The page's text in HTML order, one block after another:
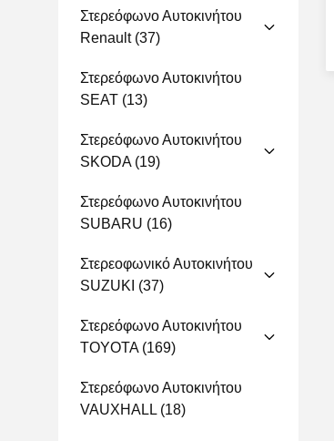
Στερεόφωνο Αυτοκινήτου
Renault(37)
Στερεόφωνο Αυτοκινήτου
SEAT (13)
Στερεόφωνο Αυτοκινήτου
SKODA(19)
Στερεόφωνο Αυτοκινήτου
SUBARU (16)
Στερεοφωνικό Αυτοκινήτου
SUZUKI (37)
Στερεόφωνο Αυτοκινήτου
TOYOTA(169)
Στερεόφωνο Αυτοκινήτου
VAUXHALL (18)